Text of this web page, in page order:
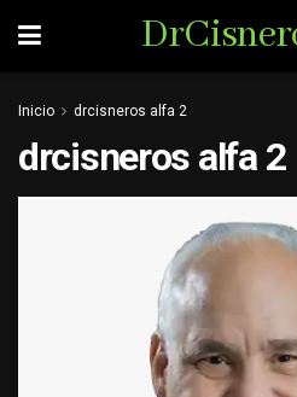
Inicio drcisneros alfa 2
drcisneros alfa 2